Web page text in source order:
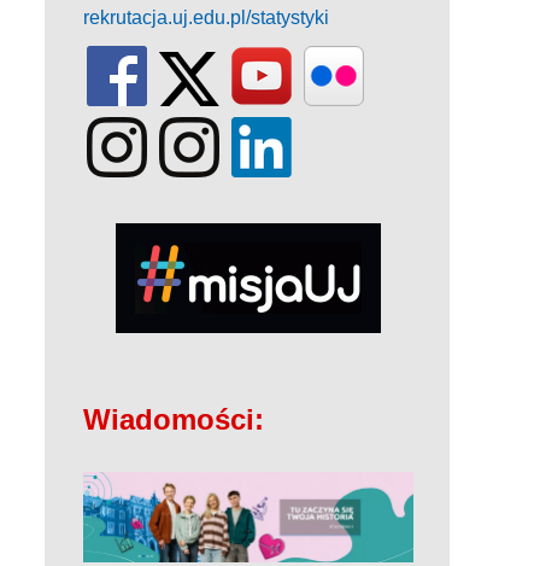
rekrutacja.uj.edu.pl/statystyki
Wiadomości: